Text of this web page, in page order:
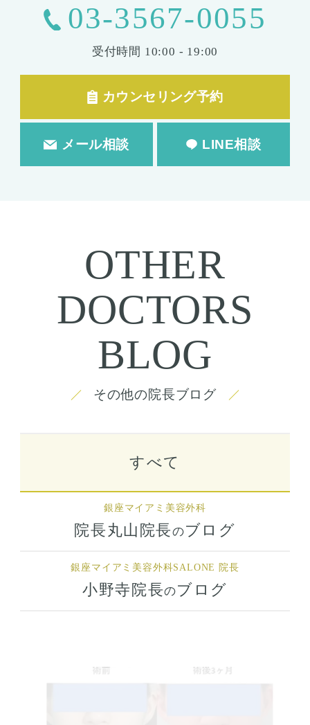
03-3567-0055
受付時間 10:00 - 19:00
カウンセリング予約
メール相談 LINE相談
OTHER
DOCTORS
BLOG
その他の院長ブログ
すべて
銀座マイアミ美容外科
院長丸山院長のブログ
銀座マイアミ美容外科SALONE 院長
小野寺院長のブログ